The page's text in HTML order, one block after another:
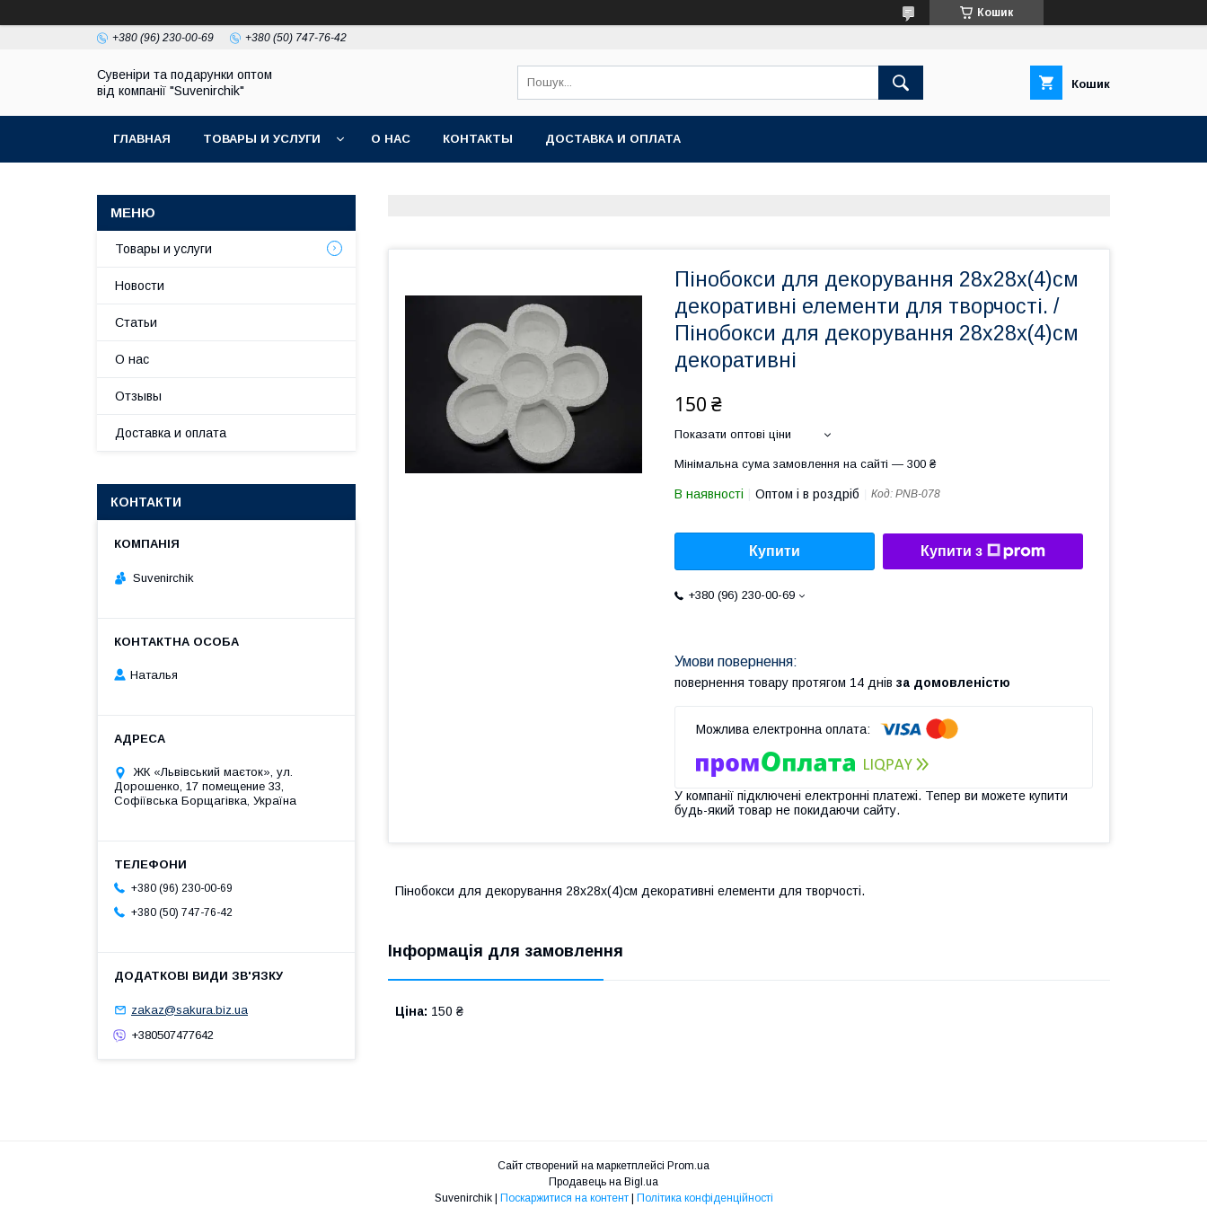
Кошик
+380 (96) 230-00-69 +380 (50) 747-76-42
Сувеніри та подарунки оптом
від компанії "Suvenirchik"
Кошик
ГЛАВНАЯ ТОВАРЫ И УСЛУГИ О НАС КОНТАКТЫ ДОСТАВКА И ОПЛАТА
Пінобокси для декорування 28х28х(4)см
декоративні елементи для творчості. /
Пінобокси для декорування 28х28х(4)см
декоративні
150 ₴
Показати оптові ціни
Мінімальна сума замовлення на сайті — 300 ₴
В наявності Оптом і в роздріб Код: PNB-078
Купити Купити з
+380 (96) 230-00-69
повернення товару протягом 14 днів за домовленістю
У компанії підключені електронні платежі. Тепер ви можете купити
будь-який товар не покидаючи сайту.
Пінобокси для декорування 28х28х(4)см декоративні елементи для творчості.
Інформація для замовлення
Ціна: 150 ₴
Товары и услуги
Новости
Статьи
О нас
Отзывы
Доставка и оплата
КОНТАКТИ
Suvenirсhik
Наталья
ЖК «Львівський маєток», ул.
Дорошенко, 17 помещение 33,
Софіївська Борщагівка, Україна
+380 (96) 230-00-69
+380 (50) 747-76-42
zakaz@sakura.biz.ua
+380507477642
Сайт створений на маркетплейсі Prom.ua
Продавець на Bigl.ua
Поскаржитися на контент Політика конфіденційності